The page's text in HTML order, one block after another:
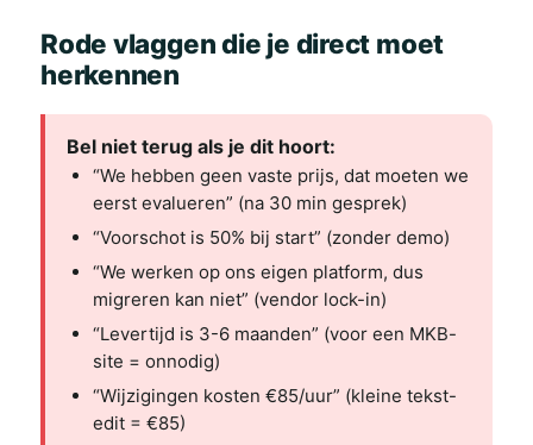
Rode vlaggen die je direct moet
herkennen
Bel niet terug als je dit hoort:
“We hebben geen vaste prijs, dat moeten we
eerst evalueren” (na 30 min gesprek)
“Voorschot is 50% bij start” (zonder demo)
“We werken op ons eigen platform, dus
migreren kan niet” (vendor lock-in)
“Levertijd is 3-6 maanden” (voor een MKB-
site = onnodig)
“Wijzigingen kosten €85/uur” (kleine tekst-
edit = €85)